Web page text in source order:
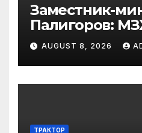
Заместник-
Палигоров:
предприема
мерки за
на горите от
AUGUST 8, 2026
ТРАКТОР